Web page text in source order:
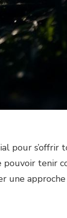
pour s’offrir
pouvoir tenir
une approche